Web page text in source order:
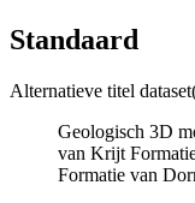
Standaard
Alternatieve titel
Geologisch 3D
van Krijt
Formatie van